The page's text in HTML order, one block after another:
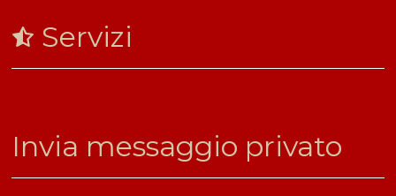
Servizi
Invia messaggio privato